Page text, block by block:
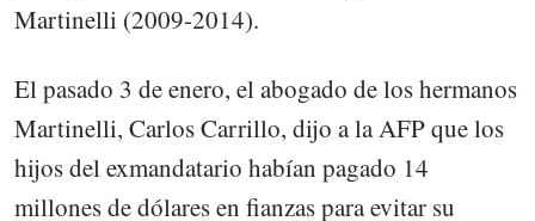
Martinelli (2009-2014).
El pasado 3 de enero, el abogado de los hermanos
Martinelli, Carlos Carrillo, dijo a la AFP que los
hijos del exmandatario habían pagado 14
millones de dólares en fianzas para evitar su